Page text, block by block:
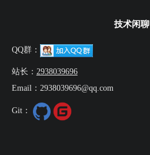
技术闲聊
QQ群：
站长： 2938039696
Email：2938039696@qq.com
Git：